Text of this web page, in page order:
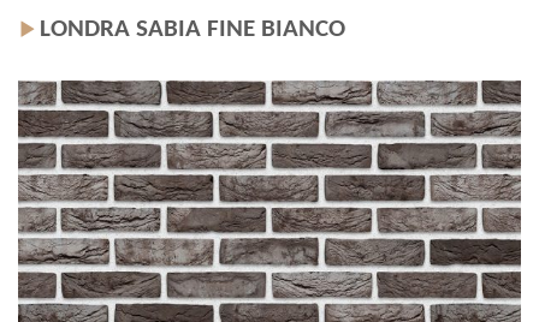
LONDRA SABIA FINE BIANCO